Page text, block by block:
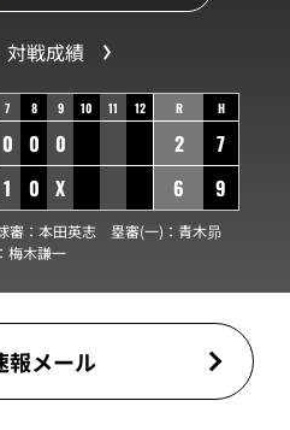
対戦成績
7 8 9 10 11 12
0 0 0
1 0 X
R H
2
7
6
9
審： 本田英志 塁審(一)： 青木昴
梅木謙一
報メール